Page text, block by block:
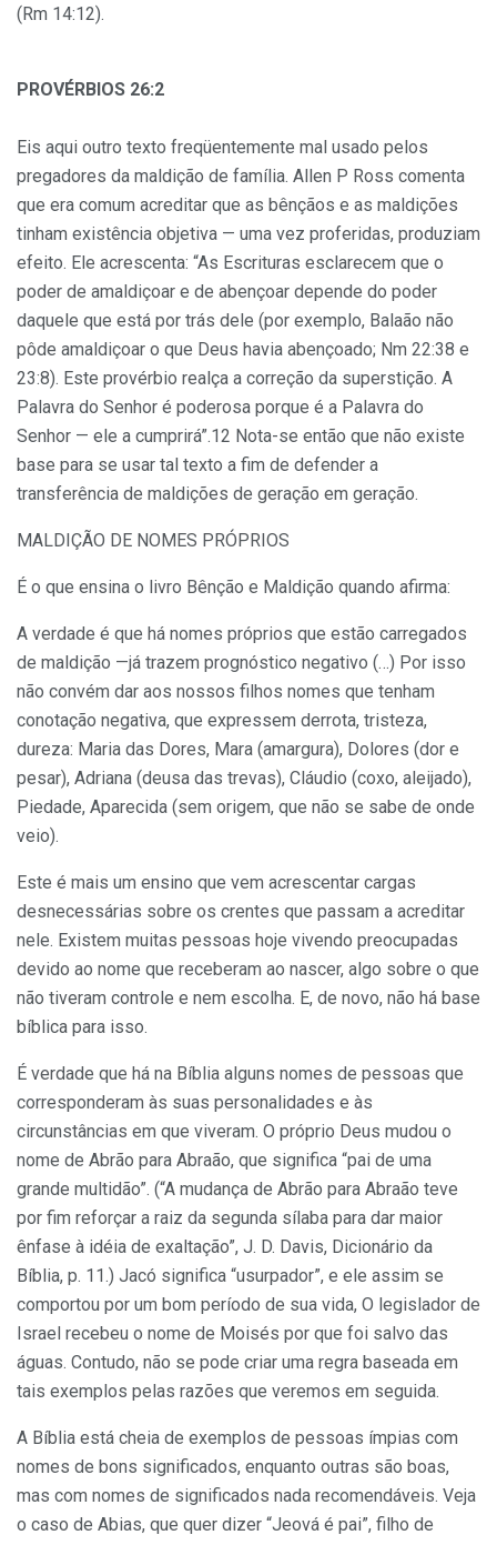
(Rm 14:12).
PROVÉRBIOS 26:2
Eis aqui outro texto freqüentemente mal usado pelos
prega­dores da maldição de família. Allen P Ross comenta
que era comum acreditar que as bênçãos e as maldições
tinham existência objetiva — uma vez proferidas, produziam
efeito. Ele acrescenta: “As Escrituras esclarecem que o
poder de amaldiçoar e de abençoar depende do poder
daquele que está por trás dele (por exemplo, Balaão não
pôde amaldiçoar o que Deus havia abençoado; Nm 22:38 e
23:8). Este provérbio re­alça a correção da superstição. A
Palavra do Senhor é pode­rosa porque é a Palavra do
Senhor — ele a cumprirá”.12 Nota-se então que não existe
base para se usar tal texto a fim de defender a
transferência de maldições de geração em geração.
MALDIÇÃO DE NOMES PRÓPRIOS
É o que ensina o livro Bênção e Maldição quando afirma:
A verdade é que há nomes próprios que estão carregados
de mal­dição —já trazem prognóstico negativo (…) Por isso
não convém dar aos nossos filhos nomes que tenham
conotação negativa, que expressem derrota, tristeza,
dureza: Maria das Dores, Mara (amargura), Dolores (dor e
pesar), Adriana (deusa das trevas), Cláudio (coxo, aleijado),
Piedade, Aparecida (sem origem, que não se sabe de onde
veio).
Este é mais um ensino que vem acrescentar cargas
desnecessárias sobre os crentes que passam a acreditar
nele. Existem muitas pessoas hoje vivendo preocupadas
devido ao nome que receberam ao nascer, algo sobre o que
não tiveram controle e nem escolha. E, de novo, não há base
bíblica para isso.
É verdade que há na Bíblia alguns nomes de pessoas que
corresponderam às suas personalidades e às
circunstâncias em que viveram. O próprio Deus mudou o
nome de Abrão para Abraão, que significa “pai de uma
grande multidão”. (“A mudança de Abrão para Abraão teve
por fim reforçar a raiz da segunda sílaba para dar maior
ênfase à idéia de exaltação”, J. D. Davis, Dicionário da
Bíblia, p. 11.) Jacó significa “usurpador”, e ele assim se
comportou por um bom período de sua vida, O legislador de
Israel recebeu o nome de Moisés por que foi salvo das
águas. Contudo, não se pode criar uma regra baseada em
tais exemplos pelas razões que veremos em seguida.
A Bíblia está cheia de exemplos de pessoas ímpias com
nomes de bons significados, enquanto outras são boas,
mas com nomes de significados nada recomendáveis. Veja
o caso de Abias, que quer dizer “Jeová é pai”, filho de